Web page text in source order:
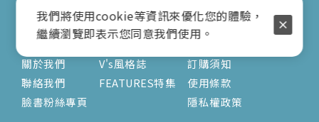
關於
關於我們
聯絡我們
臉書粉絲專頁
文章
V's風格誌
FEATURES特集
服務
訂購須知
使用條款
隱私權政策
我們將使用cookie等資訊來優化您的體驗，
繼續瀏覽即表示您同意我們使用。